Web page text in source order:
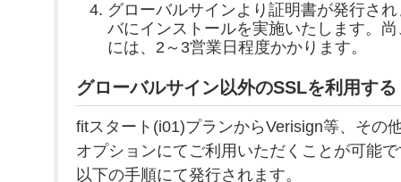
グローバルサインより証明書が発行さ
バにインストールを実施いたします。
には、2～3営業日程度かかります。
グローバルサイン以外のSSLを利用する
fitスタート(i01)プランからVerisign等、その
オプションにてご利用いただくことが可能
以下の手順にて発行されます。